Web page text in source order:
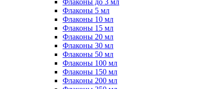
Флаконы до 3 мл
Флаконы 5 мл
Флаконы 10 мл
Флаконы 15 мл
Флаконы 20 мл
Флаконы 30 мл
Флаконы 50 мл
Флаконы 100 мл
Флаконы 150 мл
Флаконы 200 мл